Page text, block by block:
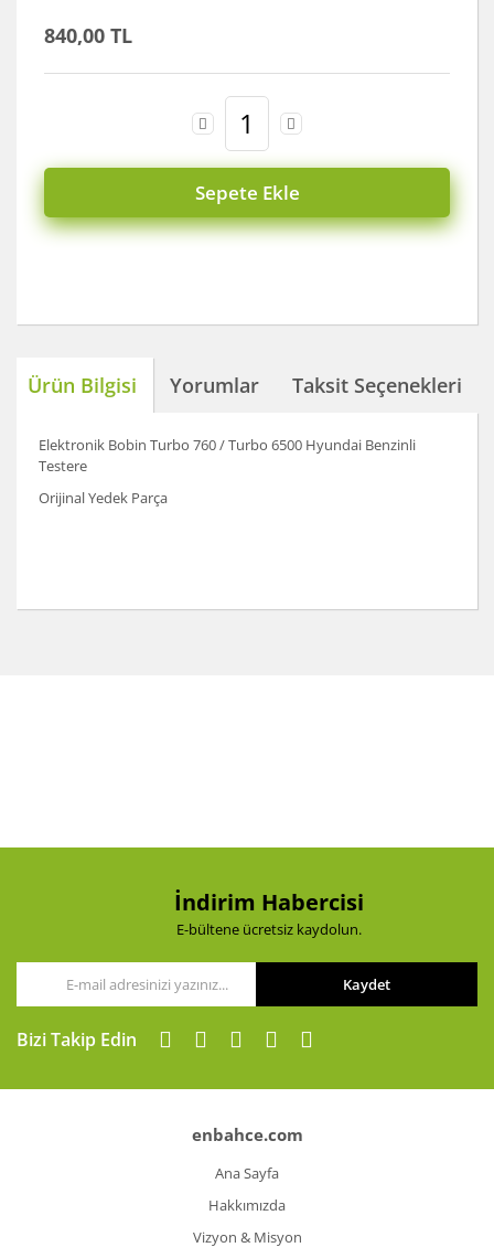
840,00 TL
Sepete Ekle
Ürün Bilgisi Yorumlar Taksit Seçenekleri
Elektronik Bobin Turbo 760 / Turbo 6500 Hyundai Benzinli
Testere
Orijinal Yedek Parça
Ürün fiyatı diğer sitelerden daha pahalı.
Gönder
İndirim Habercisi
E-bültene ücretsiz kaydolun.
Kaydet
Bizi Takip Edin
enbahce.com
Ana Sayfa
Hakkımızda
Vizyon & Misyon